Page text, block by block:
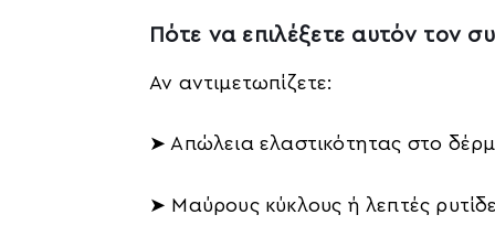
Πότε να επιλέξετε αυτόν τον
Αν αντιμετωπίζετε:
➤ Απώλεια ελαστικότητας στο
➤ Μαύρους κύκλους ή λεπτές